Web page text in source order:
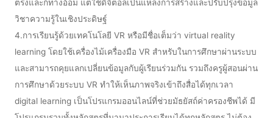
ตรงและก็ทางอ้อม แต่ใช้ดิจิตอลเป็นแหล่งการสร้างและปรับปรุงข้อมูล
วิชาความรู้ในเชิงประดิษฐ์
4.การเรียนรู้ด้วยเทคโนโลยี VR หรือมีชื่อเต็มว่า virtual reality
learning โดยใช้เครื่องไม้เครื่องมือ VR สำหรับในการศึกษาผ่านระบบ
และสามารถคุยแลกเปลี่ยนข้อมูลกับผู้เรียนร่วมกัน รวมถึงครูผู้สอนผ่าน
การศึกษาด้วยระบบ VR ทำให้เห็นภาพจริงเข้าถึงสื่อได้ทุกเวลา
digital learning เป็นโปรแกรมออนไลน์ที่ช่วยมัธยัสถ์ค่าครองชีพได้ มี